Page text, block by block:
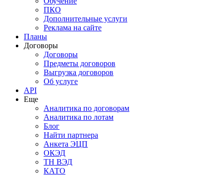
ПКО
Дополнительные услуги
Реклама на сайте
Планы
Договоры
Договоры
Предметы договоров
Выгрузка договоров
Об услуге
API
Еще
Аналитика по договорам
Аналитика по лотам
Блог
Найти партнера
Анкета ЭЦП
ОКЭД
ТН ВЭД
КАТО